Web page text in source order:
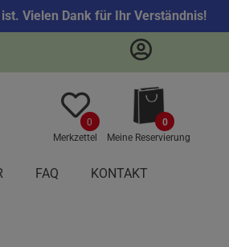
Vielen Dank für Ihr Verständnis!
0
Merkzettel
0
Meine Reservierung
FAQ KONTAKT